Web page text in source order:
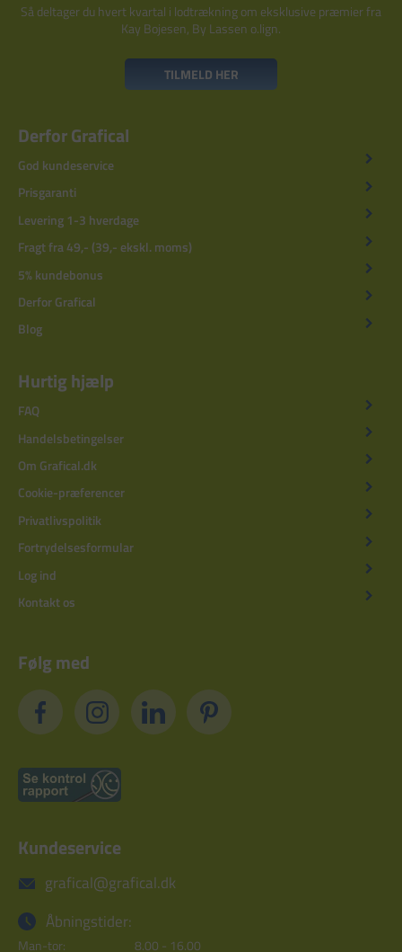
Så deltager du hvert kvartal i lodtrækning om eksklusive præmier fra
Kay Bojesen, By Lassen o.lign.
TILMELD HER
Derfor Grafical
God kundeservice
Prisgaranti
Levering 1-3 hverdage
Fragt fra 49,- (39,- ekskl. moms)
5% kundebonus
Derfor Grafical
Blog
Hurtig hjælp
FAQ
Handelsbetingelser
Om Grafical.dk
Cookie-præferencer
Privatlivspolitik
Fortrydelsesformular
Log ind
Kontakt os
Følg med
Kundeservice
grafical@grafical.dk
Åbningstider:
Man-tor: 8.00 - 16.00